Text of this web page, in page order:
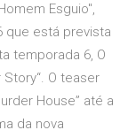
Esguio",
que está prevista
temporada 6, O
O teaser
House” até a
da nova